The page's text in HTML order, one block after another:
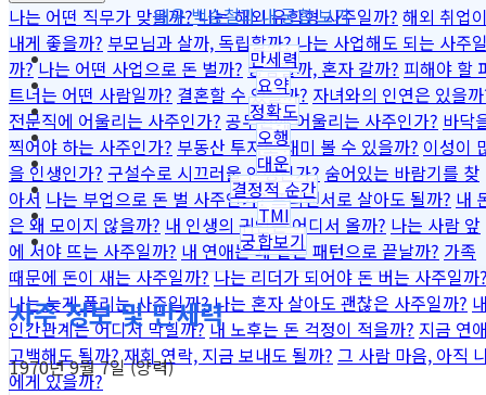
나는 어떤 직무가 맞을까?나는 해외 유학형 사주일까? 해외 취업
내게 좋을까? 부모님과 살까, 독립할까?나는 사업해도 되는 사주
까? 나는 어떤 사업으로 돈 벌까? 동업할까, 혼자 갈까? 피해야 할
트너는 어떤 사람일까? 결혼할 수 있을까? 자녀와의 인연은 있을
전문직에 어울리는 사주인가? 공무원에 어울리는 사주인가? 바닥
찍어야 하는 사주인가? 부동산 투자로 재미 볼 수 있을까? 이성이
을 인생인가? 구설수로 시끄러울 인생인가? 숨어있는 바람기를 찾
아서 나는 부업으로 돈 벌 사주인가?프리랜서로 살아도 될까? 내
은 왜 모이지 않을까? 내 인생의 귀인은 어디서 올까? 나는 사람 앞
에 서야 뜨는 사주일까? 내 연애는 왜 같은 패턴으로 끝날까? 가족
때문에 돈이 새는 사주일까?나는 리더가 되어야 돈 버는 사주일까
나는 늦게 풀리는 사주일까?나는 혼자 살아도 괜찮은 사주일까?
인간관계는 어디서 막힐까?내 노후는 돈 걱정이 적을까? 지금 연
고백해도 될까? 재회 연락, 지금 보내도 될까? 그 사람 마음, 아직
에게 있을까?
배우 백승철과 내 궁합 보기
만세력
요약
정확도
오행
대운
결정적 순간
TMI
궁합보기
사주 정보 및 만세력
1970년 9월 7일 (양력)